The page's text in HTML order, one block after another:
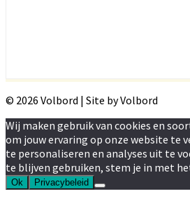
© 2026 Volbord | Site by Volbord
Wij maken gebruik van cookies en
om jouw ervaring op onze website te
te personaliseren en analyses uit te
te blijven gebruiken, stem je in met
Ok Privacybeleid